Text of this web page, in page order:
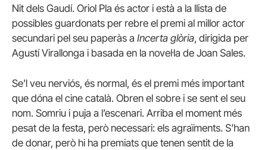
Nit dels Gaudí. Oriol Pla és actor i està a la llista de
possibles guardonats per rebre el premi al millor actor
secundari pel seu paperàs a Incerta glòria, dirigida per
Agustí Virallonga i basada en la novel·la de Joan Sales.
Se’l veu nerviós, és normal, és el premi més important
que dóna el cine català. Obren el sobre i se sent el seu
nom. Somriu i puja a l’escenari. Arriba el moment més
pesat de la festa, però necessari: els agraïments. S’han
de donar, però hi ha premiats que tenen sentit de la